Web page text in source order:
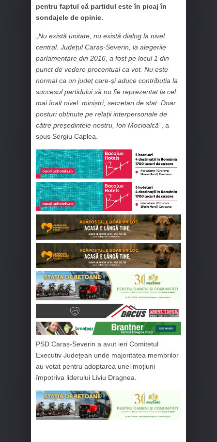
pentru faptul că partidul este în picaj în
sondajele de opinie.
„Nu există unitate, nu există dialog la nivel
central. Județul Caraș-Severin, la alegerile
parlamentare din 2016, a fost pe locul 1 din
punct de vedere procentual ca vot. Nu este
normal ca un județ care-și aduce contribuția la
succesul partidului să nu fie reprezentat la cel
mai înalt nivel: miniștri, secretari de stat. Doar
posturi obținute pe relații interpersonale de
către președintele nostru, Ion Mocioalcă”, a
spus Sergiu Caplea.
PSD Caraș-Severin a avut ieri Comitetul
Executiv Județean unde majoritatea membrilor
au votat pentru adoptarea unei moțiuni
împotriva liderului Liviu Dragnea.